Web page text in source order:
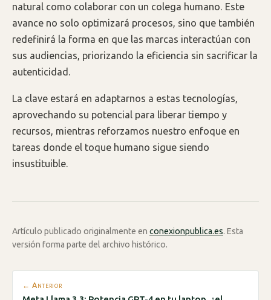
natural como colaborar con un colega humano. Este
avance no solo optimizará procesos, sino que también
redefinirá la forma en que las marcas interactúan con
sus audiencias, priorizando la eficiencia sin sacrificar la
autenticidad.
La clave estará en adaptarnos a estas tecnologías,
aprovechando su potencial para liberar tiempo y
recursos, mientras reforzamos nuestro enfoque en
tareas donde el toque humano sigue siendo
insustituible.
Artículo publicado originalmente en conexionpublica.es. Esta
versión forma parte del archivo histórico.
← Anterior